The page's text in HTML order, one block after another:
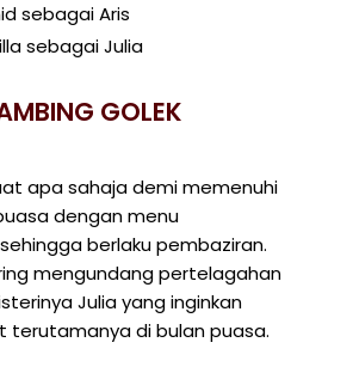
sebagai Aris
sebagai Julia
GOLEK
apa sahaja demi memenuhi
dengan menu
berlaku pembaziran.
mengundang pertelagahan
Julia yang inginkan
terutamanya di bulan puasa.